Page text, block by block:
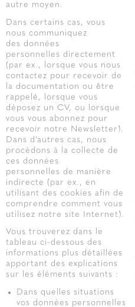
autre moyen.
Dans certains cas, vous
nous communiquez
des données
personnelles directement
(par ex., lorsque vous nous
contactez pour recevoir de
la documentation ou être
rappelé, lorsque vous
déposez un CV, ou lorsque
vous vous abonnez pour
recevoir notre Newsletter).
Dans d’autres cas, nous
procédons à la collecte de
ces données
personnelles de manière
indirecte (par ex., en
utilisant des cookies afin de
comprendre comment vous
utilisez notre site Internet).
Vous trouverez dans le
tableau ci-dessous des
informations plus détaillées
apportant des explications
sur les éléments suivants :
Dans quelles situations
vos données personnelles